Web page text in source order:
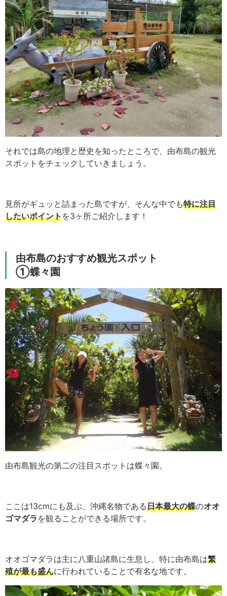
それでは島の地理と歴史を知ったところで、由布島の観光
スポットをチェックしていきましょう。
見所がギュッと詰まった島ですが、そんな中でも特に注目
したいポイントを3ヶ所ご紹介します！
由布島のおすすめ観光スポット
①蝶々園
由布島観光の第二の注目スポットは蝶々園。
ここは13cmにも及ぶ、沖縄名物である日本最大の蝶のオオ
ゴマダラ を観ることができる場所です。
オオゴマダラは主に八重山諸島に生息し、特に由布島は繁
殖が最も盛んに行われていることで有名な地です。